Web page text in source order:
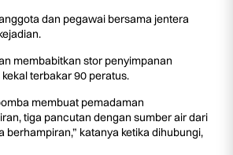
dan pegawai bersama jentera
membabitkan stor penyimpanan
terbakar 90 peratus.
membuat pemadaman
tiga pancutan dengan sumber air dari
berhampiran,” katanya ketika dihubungi,